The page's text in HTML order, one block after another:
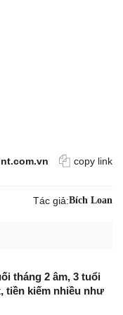
copy link
Tác giả:Bích Loan
tháng 2 âm, 3 tuổi
tiền kiếm nhiều như